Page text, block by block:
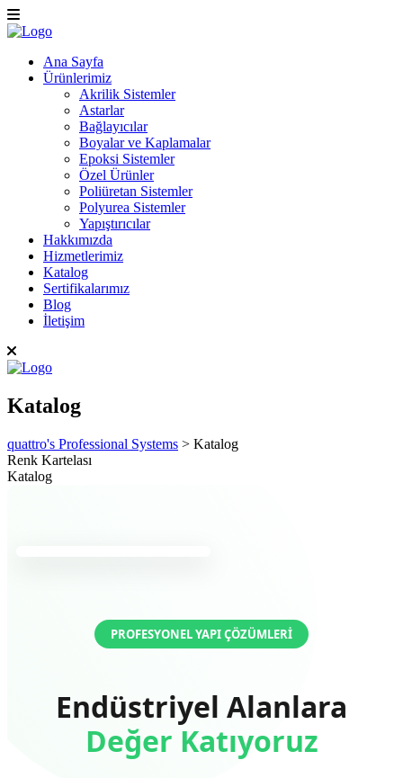
Ana Sayfa
Ürünlerimiz
Akrilik Sistemler
Astarlar
Bağlayıcılar
Boyalar ve Kaplamalar
Epoksi Sistemler
Özel Ürünler
Poliüretan Sistemler
Polyurea Sistemler
Yapıştırıcılar
Hakkımızda
Hizmetlerimiz
Katalog
Sertifikalarımız
Blog
İletişim
Katalog
quattro's Professional Systems > Katalog
Renk Kartelası
Katalog
PROFESYONEL YAPI ÇÖZÜMLERI
Endüstriyel Alanlara
Değer Katıyoruz